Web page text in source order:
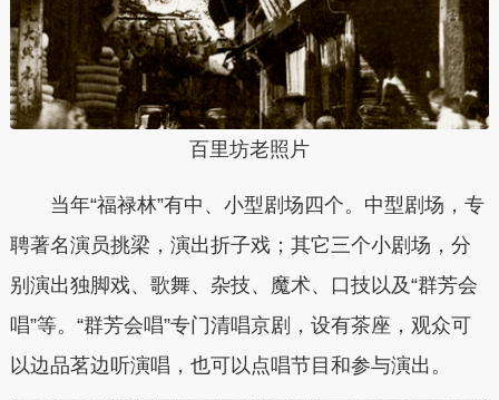
百里坊老照片
当年“福禄林”有中、小型剧场四个。中型剧场，专
聘著名演员挑梁，演出折子戏；其它三个小剧场，分
别演出独脚戏、歌舞、杂技、魔术、口技以及“群芳会
唱”等。“群芳会唱”专门清唱京剧，设有茶座，观众可
以边品茗边听演唱，也可以点唱节目和参与演出。